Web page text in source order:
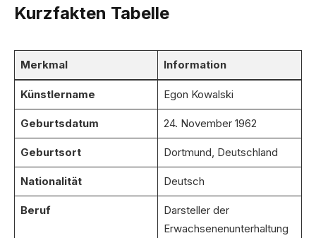
Kurzfakten Tabelle
Merkmal Information
Künstlername Egon Kowalski
Geburtsdatum 24. November 1962
Geburtsort Dortmund, Deutschland
Nationalität Deutsch
Beruf
Darsteller der
Erwachsenenunterhaltung